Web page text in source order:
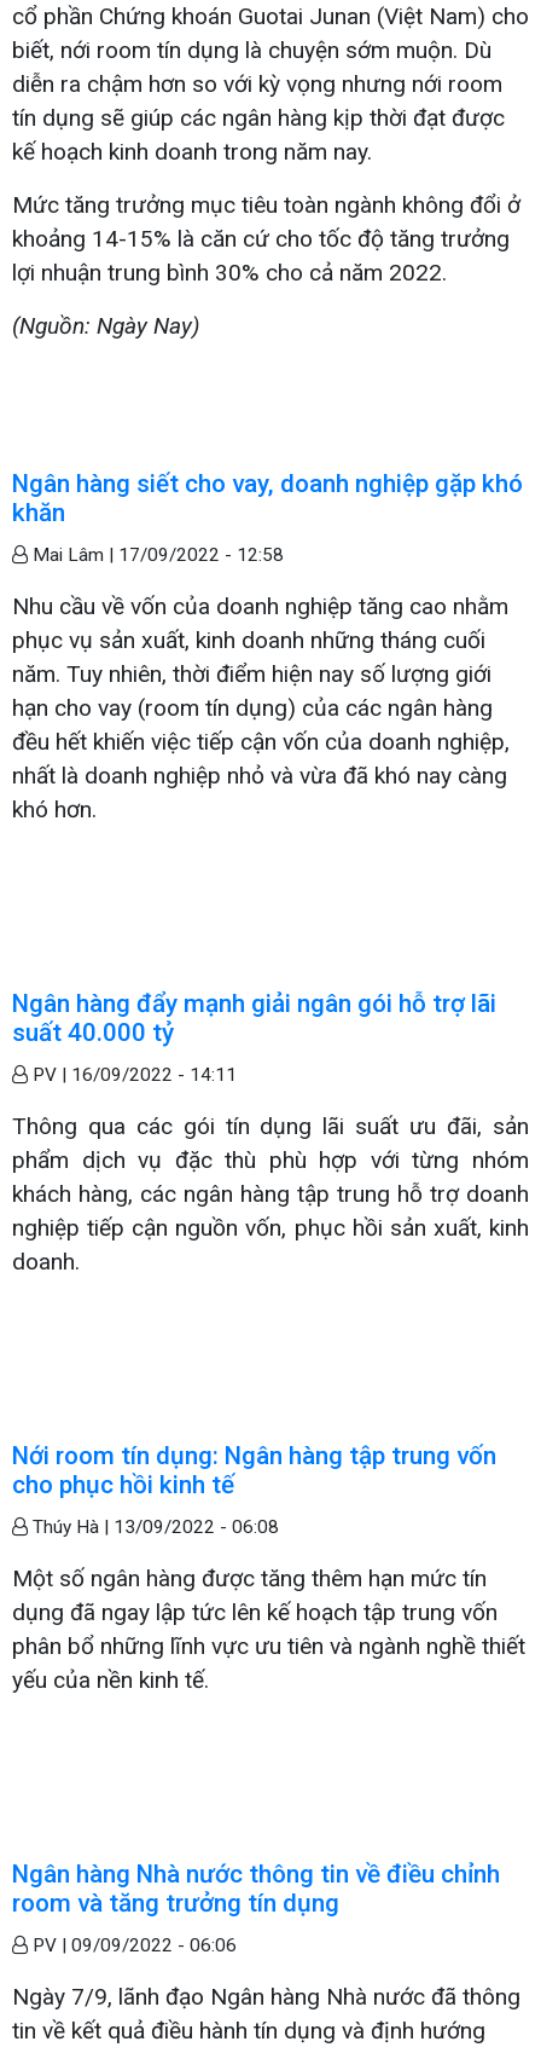
cổ phần Chứng khoán Guotai Junan (Việt Nam) cho
biết, nới room tín dụng là chuyện sớm muộn. Dù
diễn ra chậm hơn so với kỳ vọng nhưng nới room
tín dụng sẽ giúp các ngân hàng kịp thời đạt được
kế hoạch kinh doanh trong năm nay.
Mức tăng trưởng mục tiêu toàn ngành không đổi ở
khoảng 14-15% là căn cứ cho tốc độ tăng trưởng
lợi nhuận trung bình 30% cho cả năm 2022.
(Nguồn: Ngày Nay)
Ngân hàng siết cho vay, doanh nghiệp gặp khó
khăn
Mai Lâm | 17/09/2022 - 12:58
Nhu cầu về vốn của doanh nghiệp tăng cao nhằm
phục vụ sản xuất, kinh doanh những tháng cuối
năm. Tuy nhiên, thời điểm hiện nay số lượng giới
hạn cho vay (room tín dụng) của các ngân hàng
đều hết khiến việc tiếp cận vốn của doanh nghiệp,
nhất là doanh nghiệp nhỏ và vừa đã khó nay càng
khó hơn.
Ngân hàng đẩy mạnh giải ngân gói hỗ trợ lãi
suất 40.000 tỷ
PV | 16/09/2022 - 14:11
Thông qua các gói tín dụng lãi suất ưu đãi, sản
phẩm dịch vụ đặc thù phù hợp với từng nhóm
khách hàng, các ngân hàng tập trung hỗ trợ doanh
nghiệp tiếp cận nguồn vốn, phục hồi sản xuất, kinh
doanh.
Nới room tín dụng: Ngân hàng tập trung vốn
cho phục hồi kinh tế
Thúy Hà | 13/09/2022 - 06:08
Một số ngân hàng được tăng thêm hạn mức tín
dụng đã ngay lập tức lên kế hoạch tập trung vốn
phân bổ những lĩnh vực ưu tiên và ngành nghề thiết
yếu của nền kinh tế.
Ngân hàng Nhà nước thông tin về điều chỉnh
room và tăng trưởng tín dụng
PV | 09/09/2022 - 06:06
Ngày 7/9, lãnh đạo Ngân hàng Nhà nước đã thông
tin về kết quả điều hành tín dụng và định hướng